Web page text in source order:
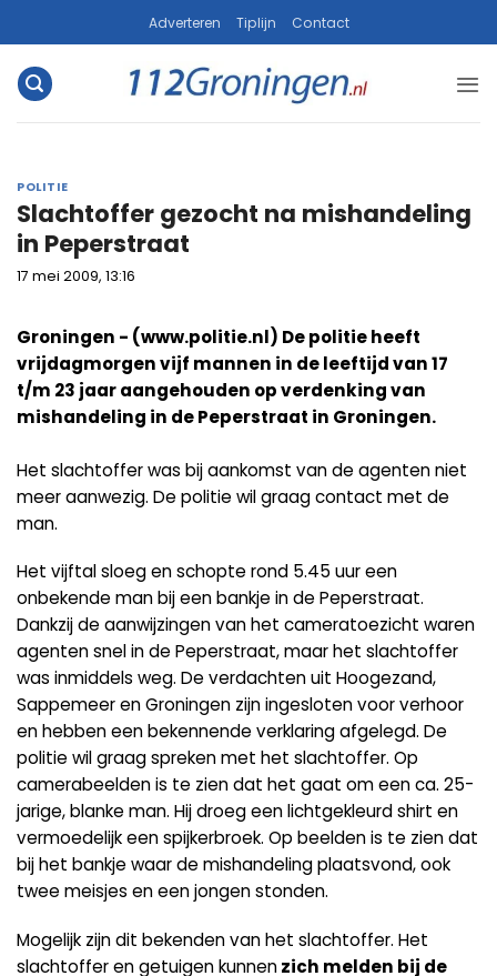
naar
inhoud
Adverteren Tiplijn Contact
POLITIE
Slachtoffer gezocht na mishandeling
in Peperstraat
17 mei 2009, 13:16
Groningen - (www.politie.nl) De politie heeft
vrijdagmorgen vijf mannen in de leeftijd van 17
t/m 23 jaar aangehouden op verdenking van
mishandeling in de Peperstraat in Groningen.
Het slachtoffer was bij aankomst van de agenten niet
meer aanwezig. De politie wil graag contact met de
man.
Het vijftal sloeg en schopte rond 5.45 uur een
onbekende man bij een bankje in de Peperstraat.
Dankzij de aanwijzingen van het cameratoezicht waren
agenten snel in de Peperstraat, maar het slachtoffer
was inmiddels weg. De verdachten uit Hoogezand,
Sappemeer en Groningen zijn ingesloten voor verhoor
en hebben een bekennende verklaring afgelegd. De
politie wil graag spreken met het slachtoffer. Op
camerabeelden is te zien dat het gaat om een ca. 25-
jarige, blanke man. Hij droeg een lichtgekleurd shirt en
vermoedelijk een spijkerbroek. Op beelden is te zien dat
bij het bankje waar de mishandeling plaatsvond, ook
twee meisjes en een jongen stonden.
Mogelijk zijn dit bekenden van het slachtoffer. Het
slachtoffer en getuigen kunnenzich melden bij de